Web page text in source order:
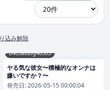
込み解除
b403assog46503
ヤる気な彼女〜積極的なオンナは
嫌いですか？〜
発売日:2026-05-15 00:00:04